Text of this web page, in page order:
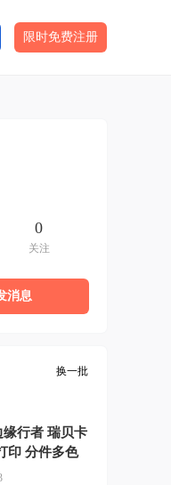
限时免费注册
0
关注
消息
换一批
缘行者 瑞贝卡
印 分件多色